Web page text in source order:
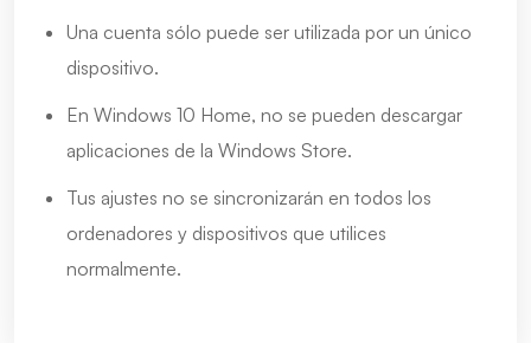
Una cuenta sólo puede ser utilizada por un único
dispositivo.
En Windows 10 Home, no se pueden descargar
aplicaciones de la Windows Store.
Tus ajustes no se sincronizarán en todos los
ordenadores y dispositivos que utilices
normalmente.